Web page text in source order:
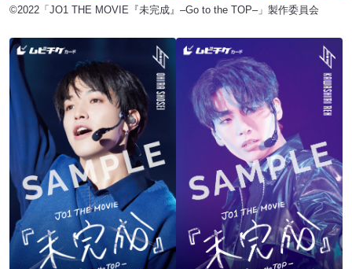
©︎2022「JO1 THE MOVIE『未完成』–Go to the TOP–」製作委員会